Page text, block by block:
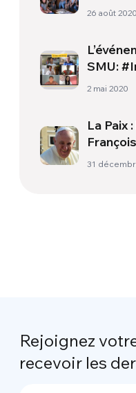
26 août 2020
SMU:
Event
2 mai 2020
La Paix
pour la
31
Rejoignez
recevoir les